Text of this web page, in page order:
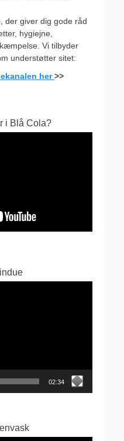
der giver dig gode råd
hygiejne,
Vi tilbyder
understøtter sitet:
her>>
i Blå Cola?
02:34